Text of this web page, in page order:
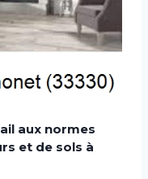
aux normes
et de sols à